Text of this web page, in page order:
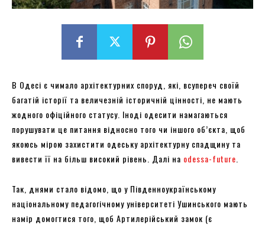
В Одесі є чимало архітектурних споруд, які, всупереч своїй
багатій історії та величезній історичній цінності, не мають
жодного офіційного статусу. Іноді одесити намагаються
порушувати це питання відносно того чи іншого об’єкта, щоб
якоюсь мірою захистити одеську архітектурну спадщину та
вивести її на більш високий рівень. Далі на odessa-future
Так, днями стало відомо, що у Південноукраїнському
національному педагогічному університеті Ушинського мають
намір домогтися того, щоб Артилерійський замок (є